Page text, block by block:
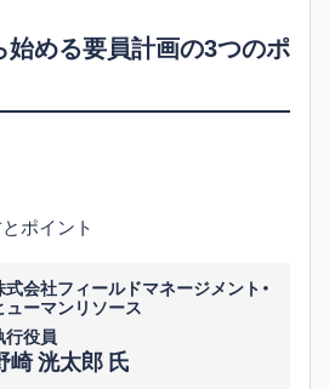
始める要員計画の3つのポ
ポイント
式会社フィールドマネージメント・
ューマンリソース
行役員
崎 洸太郎 氏